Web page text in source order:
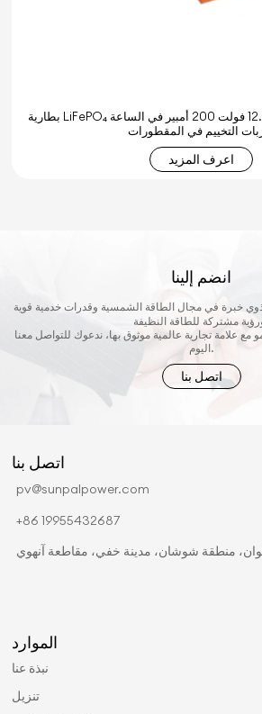
بطارية LiFePO₄ ذات دورة عميقة بقوة 12.8 فولت 200 أمبير في الساعة
التخييم في المقطورات
اعرف المزيد
انضم إلينا
خبرة في مجال الطاقة الشمسية وقدرات خدمية قوية
علامة تجارية عالمية موثوق بها، ندعوك للتواصل معنا
اليوم.
اتصل بنا
اتصل بنا
pv@sunpalpower.com
+86 19955432687
الموارد
نبذة عنا
تنزيل